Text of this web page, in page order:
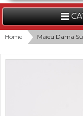
FEMEI
BARBATI
Home Maieu Dama